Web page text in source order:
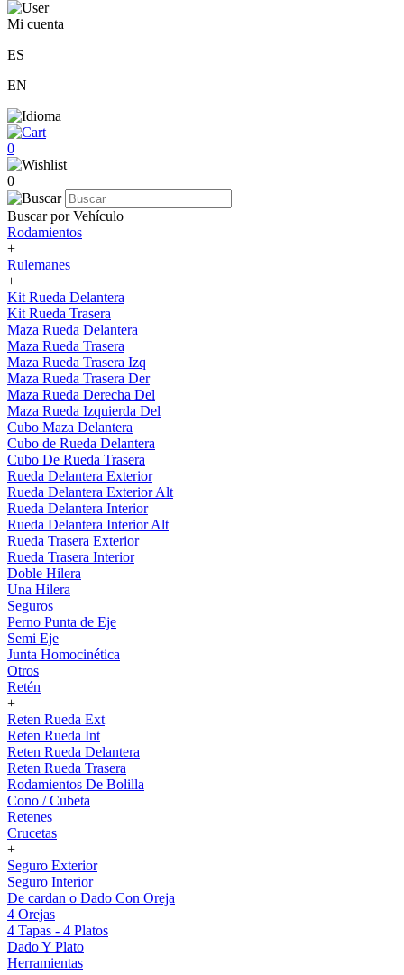
Mi cuenta
ES
EN
0
0
Buscar por Vehículo
Rodamientos
+
Rulemanes
+
Kit Rueda Delantera
Kit Rueda Trasera
Maza Rueda Delantera
Maza Rueda Trasera
Maza Rueda Trasera Izq
Maza Rueda Trasera Der
Maza Rueda Derecha Del
Maza Rueda Izquierda Del
Cubo Maza Delantera
Cubo de Rueda Delantera
Cubo De Rueda Trasera
Rueda Delantera Exterior
Rueda Delantera Exterior Alt
Rueda Delantera Interior
Rueda Delantera Interior Alt
Rueda Trasera Exterior
Rueda Trasera Interior
Doble Hilera
Una Hilera
Seguros
Perno Punta de Eje
Semi Eje
Junta Homocinética
Otros
Retén
+
Reten Rueda Ext
Reten Rueda Int
Reten Rueda Delantera
Reten Rueda Trasera
Rodamientos De Bolilla
Cono / Cubeta
Retenes
Crucetas
+
Seguro Exterior
Seguro Interior
De cardan o Dado Con Oreja
4 Orejas
4 Tapas - 4 Platos
Dado Y Plato
Herramientas